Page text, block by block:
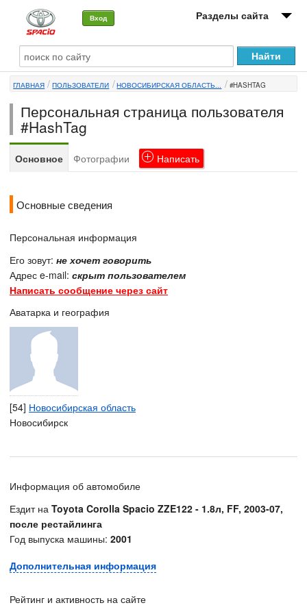
Вход Разделы сайта
О машине
Автоклуб
Форумы
Сервисы и услуги
ГЛАВНАЯ ПОЛЬЗОВАТЕЛИ НОВОСИБИРСКАЯ ОБЛАСТЬ... #HASHTAG
Персональная страница пользователя
#HashTag
Основное Фотографии Написать
Основные сведения
Персональная информация
Его зовут: не хочет говорить
Адрес e-mail: скрыт пользователем
Написать сообщение через сайт
Аватарка и география
[54] Новосибирская область
Новосибирск
Информация об автомобиле
Ездит на Toyota Corolla Spacio ZZE122 - 1.8л, FF, 2003-07,
после рестайлинга
Год выпуска машины: 2001
Дополнительная информация
Рейтинг и активность на сайте